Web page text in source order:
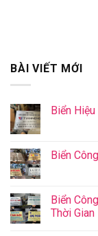
BÀI VIẾT MỚI
Biển
Biển
Biển
Thời Gian